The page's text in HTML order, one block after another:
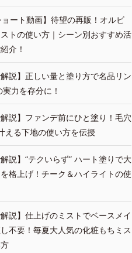
ョート動画】待望の再販！オルビ
トの使い方｜シーン別おすすめ活
介！
解説】正しい量と塗り方で名品リン
力を存分に！
解説】ファンデ前にひと塗り！毛穴
える下地の使い方を伝授
解説】“テクいらず” ハート塗りで大
格上げ！チーク＆ハイライトの使
解説】仕上げのミストでベースメイ
不要！毎夏大人気の化粧もちミス